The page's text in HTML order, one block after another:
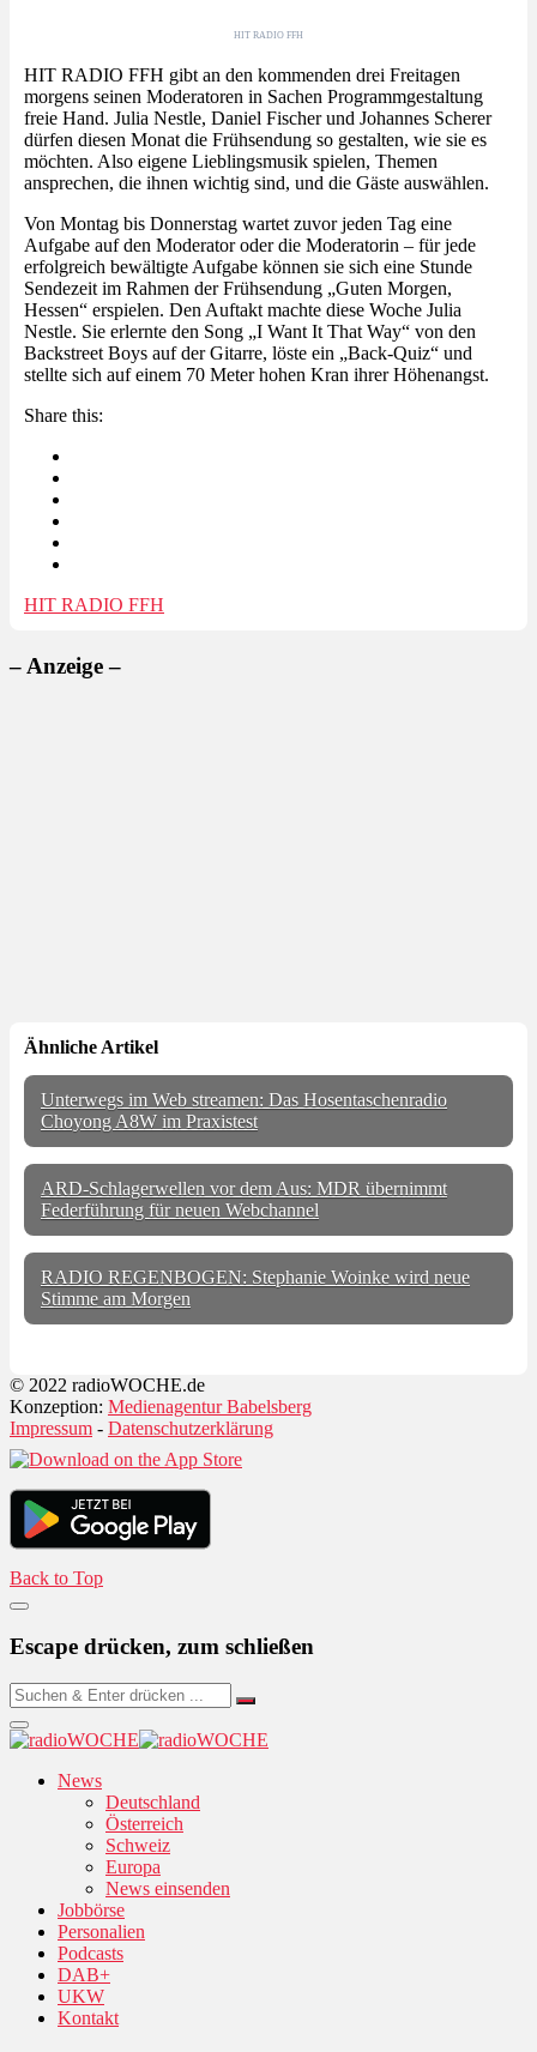
HIT RADIO FFH
HIT RADIO FFH gibt an den kommenden drei Freitagen
morgens seinen Moderatoren in Sachen Programmgestaltung
freie Hand. Julia Nestle, Daniel Fischer und Johannes Scherer
dürfen diesen Monat die Frühsendung so gestalten, wie sie es
möchten. Also eigene Lieblingsmusik spielen, Themen
ansprechen, die ihnen wichtig sind, und die Gäste auswählen.
Von Montag bis Donnerstag wartet zuvor jeden Tag eine
Aufgabe auf den Moderator oder die Moderatorin – für jede
erfolgreich bewältigte Aufgabe können sie sich eine Stunde
Sendezeit im Rahmen der Frühsendung „Guten Morgen,
Hessen“ erspielen. Den Auftakt machte diese Woche Julia
Nestle. Sie erlernte den Song „I Want It That Way“ von den
Backstreet Boys auf der Gitarre, löste ein „Back-Quiz“ und
stellte sich auf einem 70 Meter hohen Kran ihrer Höhenangst.
Share this:
HIT RADIO FFH
– Anzeige –
Ähnliche Artikel
Unterwegs im Web streamen: Das Hosentaschenradio
Choyong A8W im Praxistest
ARD-Schlagerwellen vor dem Aus: MDR übernimmt
Federführung für neuen Webchannel
RADIO REGENBOGEN: Stephanie Woinke wird neue
Stimme am Morgen
© 2022 radioWOCHE.de
Konzeption: Medienagentur Babelsberg
Impressum - Datenschutzerklärung
Back to Top
Escape drücken, zum schließen
News
Deutschland
Österreich
Schweiz
Europa
News einsenden
Jobbörse
Personalien
Podcasts
DAB+
UKW
Kontakt